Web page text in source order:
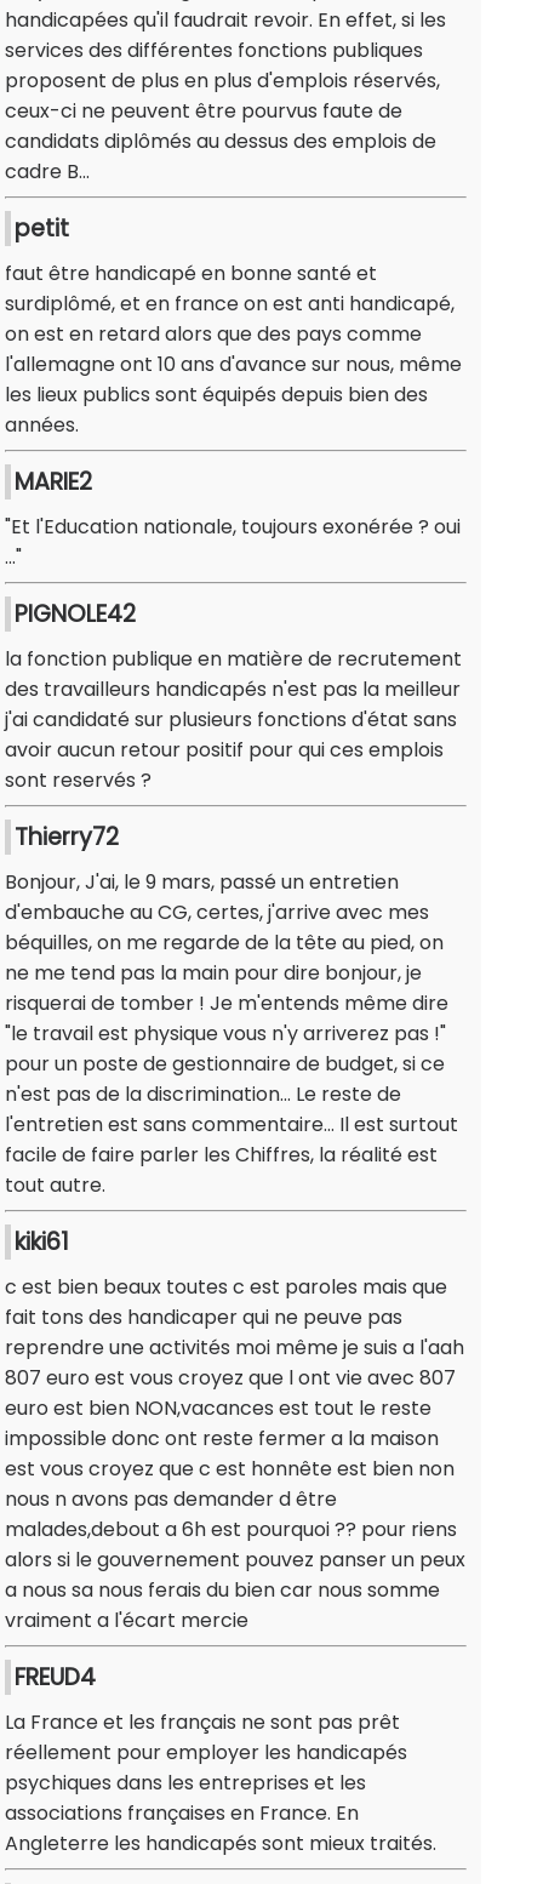
handicapées qu'il faudrait revoir. En effet, si les
services des différentes fonctions publiques
proposent de plus en plus d'emplois réservés,
ceux-ci ne peuvent être pourvus faute de
candidats diplômés au dessus des emplois de
cadre B...
petit
faut être handicapé en bonne santé et
surdiplômé, et en france on est anti handicapé,
on est en retard alors que des pays comme
l'allemagne ont 10 ans d'avance sur nous, même
les lieux publics sont équipés depuis bien des
années.
MARIE2
"Et l'Education nationale, toujours exonérée ? oui
..."
PIGNOLE42
la fonction publique en matière de recrutement
des travailleurs handicapés n'est pas la meilleur
j'ai candidaté sur plusieurs fonctions d'état sans
avoir aucun retour positif pour qui ces emplois
sont reservés ?
Thierry72
Bonjour, J'ai, le 9 mars, passé un entretien
d'embauche au CG, certes, j'arrive avec mes
béquilles, on me regarde de la tête au pied, on
ne me tend pas la main pour dire bonjour, je
risquerai de tomber ! Je m'entends même dire
"le travail est physique vous n'y arriverez pas !"
pour un poste de gestionnaire de budget, si ce
n'est pas de la discrimination... Le reste de
l'entretien est sans commentaire... Il est surtout
facile de faire parler les Chiffres, la réalité est
tout autre.
kiki61
c est bien beaux toutes c est paroles mais que
fait tons des handicaper qui ne peuve pas
reprendre une activités moi même je suis a l'aah
807 euro est vous croyez que l ont vie avec 807
euro est bien NON,vacances est tout le reste
impossible donc ont reste fermer a la maison
est vous croyez que c est honnête est bien non
nous n avons pas demander d être
malades,debout a 6h est pourquoi ?? pour riens
alors si le gouvernement pouvez panser un peux
a nous sa nous ferais du bien car nous somme
vraiment a l'écart mercie
FREUD4
La France et les français ne sont pas prêt
réellement pour employer les handicapés
psychiques dans les entreprises et les
associations françaises en France. En
Angleterre les handicapés sont mieux traités.